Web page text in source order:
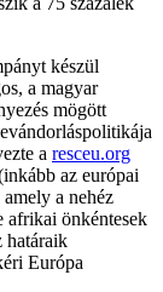
készül
a magyar
mögött
a resceu.org
az európai
a nehéz
afrikai önkéntesek
határaik
Európa